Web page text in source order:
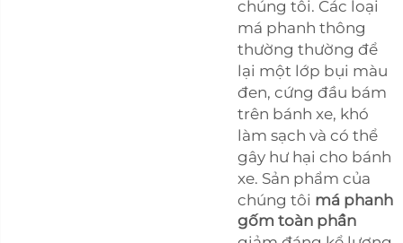
chúng tôi. Các loại
má phanh thông
thường thường để
lại một lớp bụi màu
đen, cứng đầu bám
trên bánh xe, khó
làm sạch và có thể
gây hư hại cho bánh
xe. Sản phẩm của
chúng tôi má phanh
gốm toàn phần